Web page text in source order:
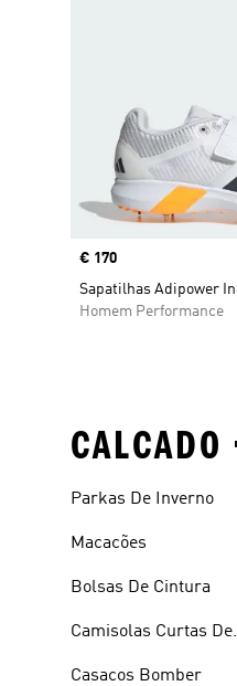
Price
€ 170
Sapatilhas Adipower
Homem Performance
Parkas De Inverno
Macacões
Bolsas De Cintura
Camisolas Curtas De
Casacos Bomber